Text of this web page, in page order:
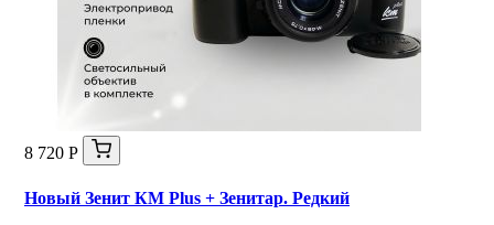
8 720 Р
Новый Зенит КМ Plus + Зенитар. Редкий